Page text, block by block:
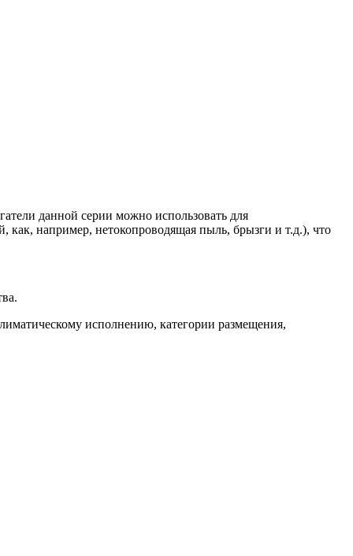
данной серии можно использовать для
например, нетокопроводящая пыль, брызги и т.д.), что
исполнению, категории размещения,